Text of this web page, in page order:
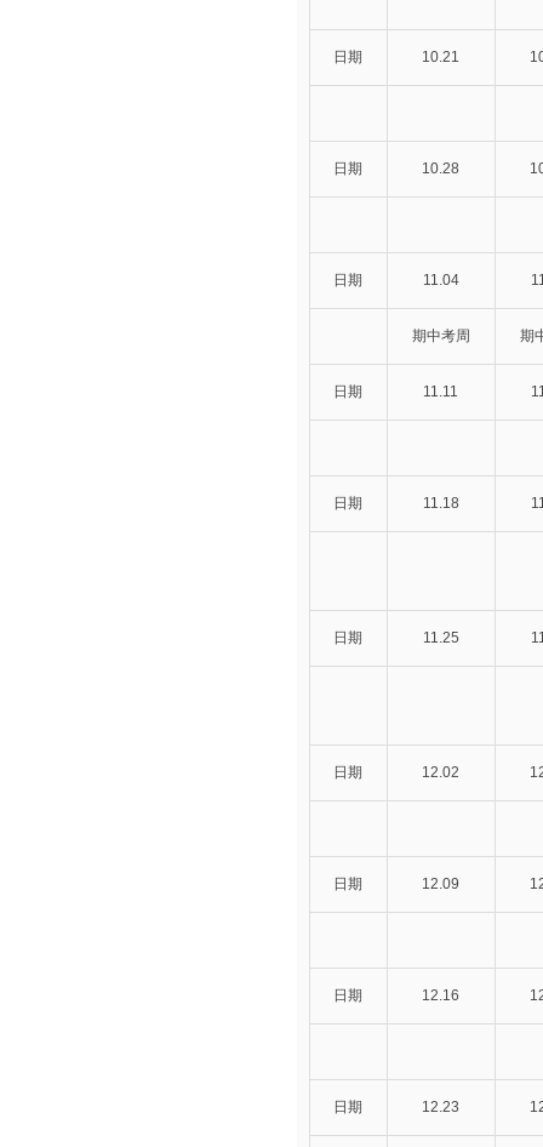
日期 10.21
日期 10.28
日期 11.04
期中考周 期
日期 11.11
日期 11.18
日期 11.25
日期 12.02
日期 12.09
日期 12.16
日期 12.23